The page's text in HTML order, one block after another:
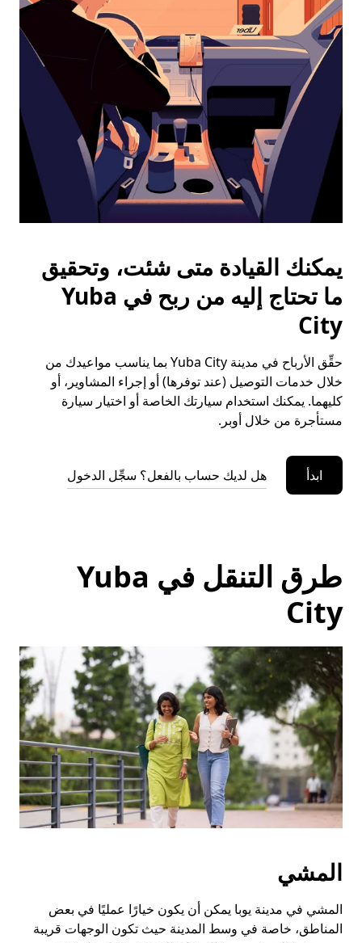
زر
الخروج
لإغلاق
التقويم.
يمكنك القيادة متى شئت، وتحقيق
ما تحتاج إليه من ربح في Yuba
City
حقِّق الأرباح في مدينة Yuba City بما يناسب مواعيدك من
خلال خدمات التوصيل (عند توفرها) أو إجراء المشاوير، أو
كليهما. يمكنك استخدام سيارتك الخاصة أو اختيار سيارة
مستأجرة من خلال أوبر.
ابدأ هل لديك حساب بالفعل؟ سجِّل الدخول
طرق التنقل في Yuba
City
المشي
المشي في مدينة يوبا يمكن أن يكون خيارًا عمليًا في بعض
المناطق، خاصة في وسط المدينة حيث تكون الوجهات قريبة